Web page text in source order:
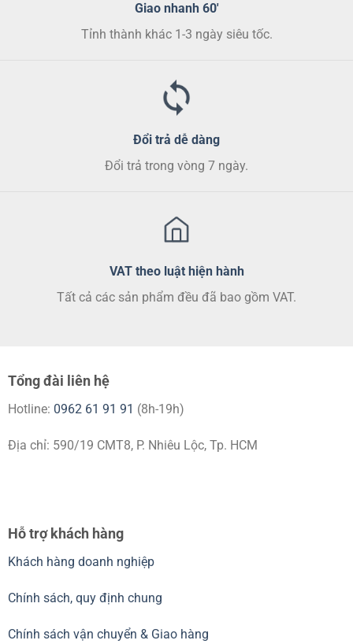
Giao nhanh 60'
Tỉnh thành khác 1-3 ngày siêu tốc.
Đổi trả dễ dàng
Đổi trả trong vòng 7 ngày.
VAT theo luật hiện hành
Tất cả các sản phẩm đều đã bao gồm VAT.
Tổng đài liên hệ
Hotline: 0962 61 91 91 (8h-19h)
Địa chỉ: 590/19 CMT8, P. Nhiêu Lộc, Tp. HCM
Hỗ trợ khách hàng
Khách hàng doanh nghiệp
Chính sách, quy định chung
Chính sách vận chuyển & Giao hàng